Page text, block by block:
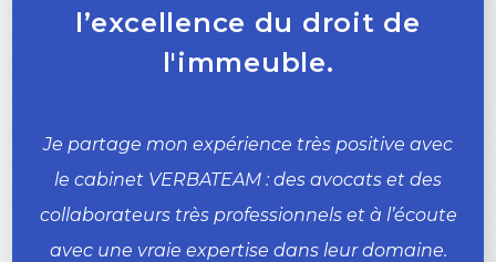
l’excellence du droit de
l'immeuble.
Je partage mon expérience très positive avec
le cabinet VERBATEAM : des avocats et des
collaborateurs très professionnels et à l’écoute
avec une vraie expertise dans leur domaine.